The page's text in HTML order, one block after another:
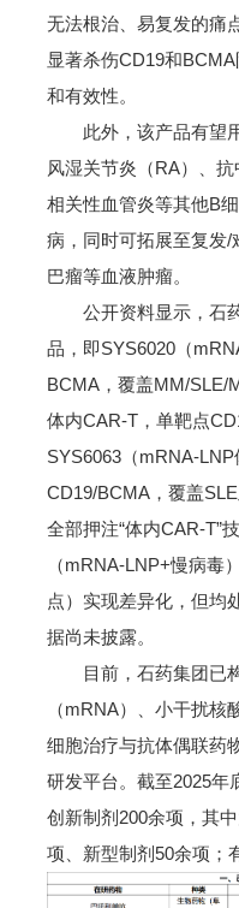
无法根治、易复发的痛
显著杀伤CD19和
和有效性。
此外，该产品有望
风湿关节炎（RA）、抗
相关性血管炎等其他B
病，同时可拓展至复发
巴瘤等血液肿瘤。
公开资料显示，石
品，即SYS6020（
BCMA，覆盖MM/SLE/
体内CAR-T，单靶点
SYS6063（mRNA-
CD19/BCMA，覆盖
全部押注“体内CAR-T”
（mRNA-LNP+慢病毒
点）实现差异化，但均
据尚未披露。
目前，石药集团已
（mRNA）、小干扰核
细胞治疗与抗体偶联药
研发平台。截至2025年
创新制剂200余项，其
项、新型制剂50余项；